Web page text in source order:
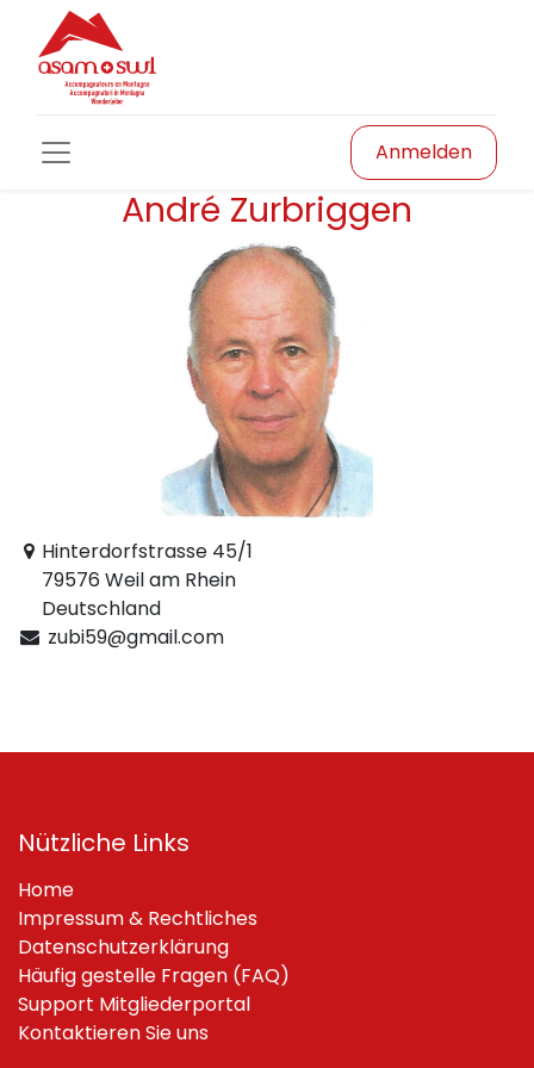
Anmelden
André Zurbriggen
Hinterdorfstrasse 45/1
79576 Weil am Rhein
Deutschland
zubi59@gmail.com
Nützliche Links
Home
Impressum & Rechtliches
Datenschutzerklärung
Häufig gestelle Fragen (FAQ)
Support Mitgliederportal
Kontaktieren Sie uns